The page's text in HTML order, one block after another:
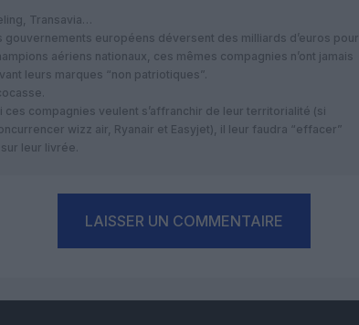
Transavia…
gouvernements européens déversent des milliards d’euros pour
aériens nationaux, ces mêmes compagnies n’ont jamais
leurs marques “non patriotiques”.
ces compagnies veulent s’affranchir de leur territorialité (si
wizz air, Ryanair et Easyjet), il leur faudra “effacer”
leur livrée.
LAISSER UN COMMENTAIRE